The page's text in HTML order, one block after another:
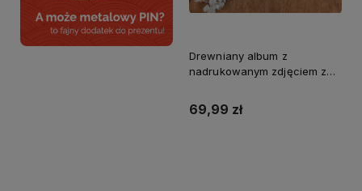
Drewniany album z
nadrukowanym zdjęciem z
69,99 zł